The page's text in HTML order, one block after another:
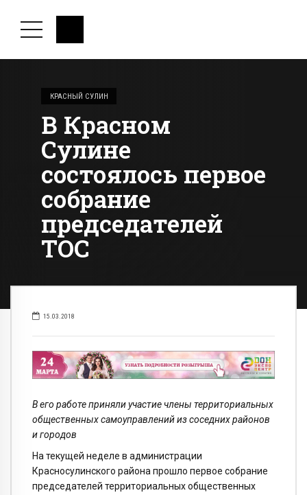
КРАСНЫЙ СУЛИН
В Красном
Сулине
состоялось первое
собрание
председателей
ТОС
15.03.2018
В его работе приняли участие члены территориальных
общественных самоуправлений из соседних районов
и городов
На текущей неделе в администрации
Красносулинского района прошло первое собрание
председателей территориальных общественных